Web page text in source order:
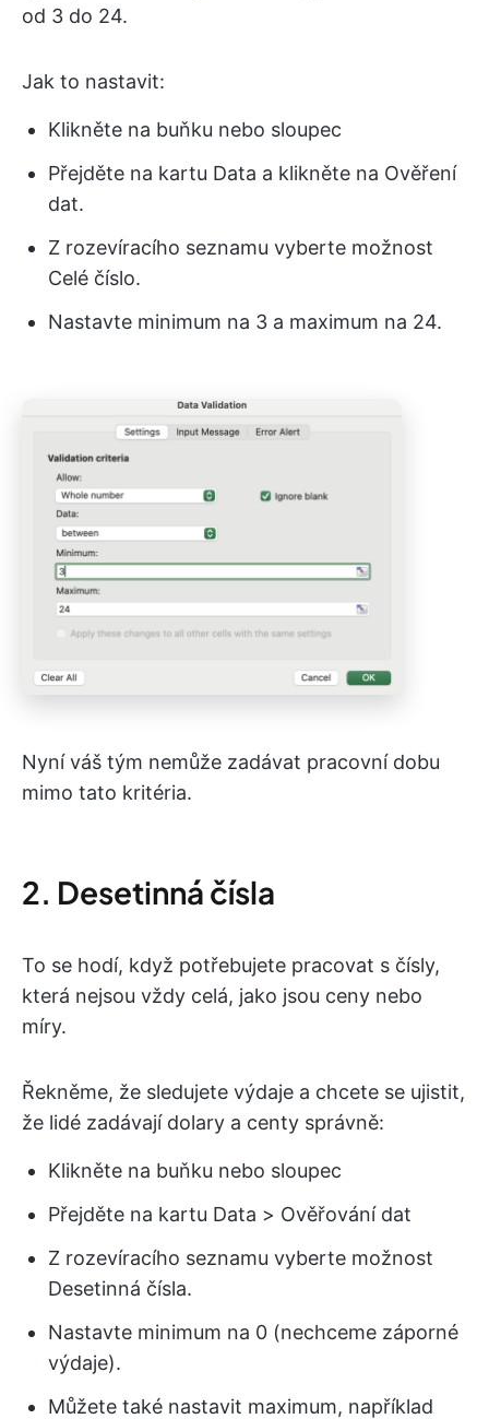
od 3 do 24.
Jak to nastavit:
Klikněte na buňku nebo sloupec
Přejděte na kartu Data a klikněte na Ověření
dat.
Z rozevíracího seznamu vyberte možnost
Celé číslo.
Nastavte minimum na 3 a maximum na 24.
Nyní váš tým nemůže zadávat pracovní dobu
mimo tato kritéria.
2. Desetinná čísla
To se hodí, když potřebujete pracovat s čísly,
která nejsou vždy celá, jako jsou ceny nebo
míry.
Řekněme, že sledujete výdaje a chcete se ujistit,
že lidé zadávají dolary a centy správně:
Klikněte na buňku nebo sloupec
Přejděte na kartu Data > Ověřování dat
Z rozevíracího seznamu vyberte možnost
Desetinná čísla.
Nastavte minimum na 0 (nechceme záporné
výdaje).
Můžete také nastavit maximum, například